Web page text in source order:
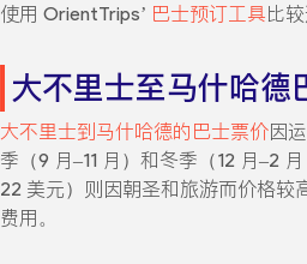
使用 OrientTrips’ 巴士预订工具比较
大不里士至马什哈德
大不里士到马什哈德的巴士票价因
季（9 月–11 月）和冬季（12 月–2
22 美元）则因朝圣和旅游而价格较
费用。